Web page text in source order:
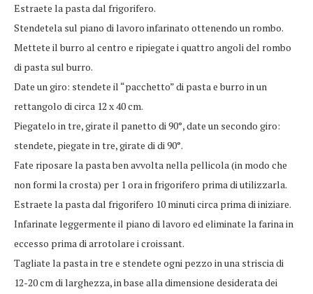
Estraete la pasta dal frigorifero.
Stendetela sul piano di lavoro infarinato ottenendo un rombo.
Mettete il burro al centro e ripiegate i quattro angoli del rombo
di pasta sul burro.
Date un giro: stendete il “pacchetto” di pasta e burro in un
rettangolo di circa 12 x 40 cm.
Piegatelo in tre, girate il panetto di 90°, date un secondo giro:
stendete, piegate in tre, girate di di 90°.
Fate riposare la pasta ben avvolta nella pellicola (in modo che
non formi la crosta) per 1 ora in frigorifero prima di utilizzarla.
Estraete la pasta dal frigorifero 10 minuti circa prima di iniziare.
Infarinate leggermente il piano di lavoro ed eliminate la farina in
eccesso prima di arrotolare i croissant.
Tagliate la pasta in tre e stendete ogni pezzo in una striscia di
12-20 cm di larghezza, in base alla dimensione desiderata dei